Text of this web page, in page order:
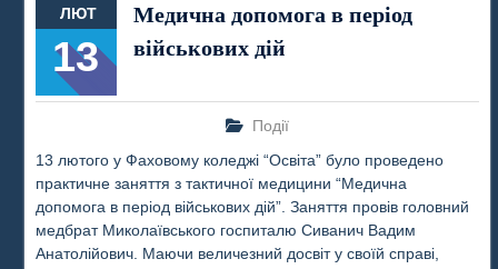
ЛЮТ
13
Медична допомога в період
військових дій
Події
13 лютого у Фаховому коледжі “Освіта” було проведено
практичне заняття з тактичної медицини “Медична
допомога в період військових дій”. Заняття провів головний
медбрат Миколаївського госпиталю Сиванич Вадим
Анатолійович. Маючи величезний досвіт у своїй справі,